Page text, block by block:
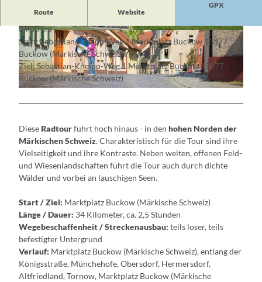
© Heinz Eidner, Lizenz: Seenland Oder-Spree © Zenker, Lizenz: Seenland Oder-Spree
Route Website
GPX
34,00 km
Start: Sebastian-Kneipp-Weg 1 Marktplatz Buckow 15377
Buckow (Märkische Schweiz)
Ziel: Sebastian-Kneipp-Weg 1 Marktplatz Buckow 15377
Buckow (Märkische Schweiz)
DieseRadtourführt hoch hinaus - in den hohen Norden der
Märkischen Schweiz. Charakteristisch für die Tour sind ihre
Vielseitigkeit und ihre Kontraste. Neben weiten, offenen Feld-
und Wiesenlandschaften führt die Tour auch durch dichte
Wälder und vorbei an lauschigen Seen.
Start / Ziel: Marktplatz Buckow (Märkische Schweiz)
Länge / Dauer: 34 Kilometer, ca. 2,5 Stunden
Wegebeschaffenheit / Streckenausbau: teils loser, teils
befestigter Untergrund
Verlauf: Marktplatz Buckow (Märkische Schweiz), entlang der
Königsstraße, Münchehofe, Obersdorf, Hermersdorf,
Altfriedland, Tornow, Marktplatz Buckow (Märkische